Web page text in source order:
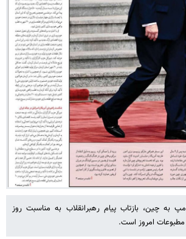
به چین، بازتاب پیام رهبرانقلاب به مناسبت روز
امروز است.